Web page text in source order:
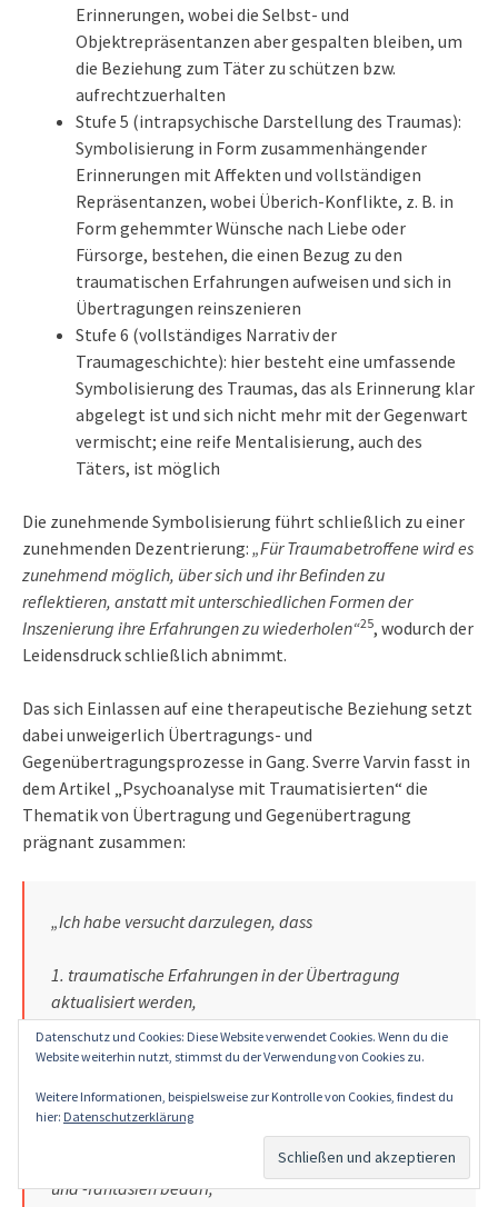
Erinnerungen, wobei die Selbst- und
Objektrepräsentanzen aber gespalten bleiben, um
die Beziehung zum Täter zu schützen bzw.
aufrechtzuerhalten
Stufe 5 (intrapsychische Darstellung des Traumas):
Symbolisierung in Form zusammenhängender
Erinnerungen mit Affekten und vollständigen
Repräsentanzen, wobei Überich-Konflikte, z. B. in
Form gehemmter Wünsche nach Liebe oder
Fürsorge, bestehen, die einen Bezug zu den
traumatischen Erfahrungen aufweisen und sich in
Übertragungen reinszenieren
Stufe 6 (vollständiges Narrativ der
Traumageschichte): hier besteht eine umfassende
Symbolisierung des Traumas, das als Erinnerung klar
abgelegt ist und sich nicht mehr mit der Gegenwart
vermischt; eine reife Mentalisierung, auch des
Täters, ist möglich
Die zunehmende Symbolisierung führt schließlich zu einer
zunehmenden Dezentrierung: „Für Traumabetroffene wird es
zunehmend möglich, über sich und ihr Befinden zu
reflektieren, anstatt mit unterschiedlichen Formen der
Inszenierung ihre Erfahrungen zu wiederholen“25, wodurch der
Leidensdruck schließlich abnimmt.
Das sich Einlassen auf eine therapeutische Beziehung setzt
dabei unweigerlich Übertragungs- und
Gegenübertragungsprozesse in Gang. Sverre Varvin fasst in
dem Artikel „Psychoanalyse mit Traumatisierten“ die
Thematik von Übertragung und Gegenübertragung
prägnant zusammen:
„Ich habe versucht darzulegen, dass
1. traumatische Erfahrungen in der Übertragung
aktualisiert werden,
2. der Analytiker in ein Beziehungsszenario
eingebunden wird, das sich meist erst im Nachhinein
3. das zentrale Vehikel dafür oft die
Gegenübertragungsaktualisierung ist und dass es der
Aufmerksamkeit für Gegenübertragungsreaktionen
und -fantasien bedarf,
Datenschutz und Cookies: Diese Website verwendet Cookies. Wenn du die
Website weiterhin nutzt, stimmst du der Verwendung von Cookies zu.
Weitere Informationen, beispielsweise zur Kontrolle von Cookies, findest du
hier: Datenschutzerklärung